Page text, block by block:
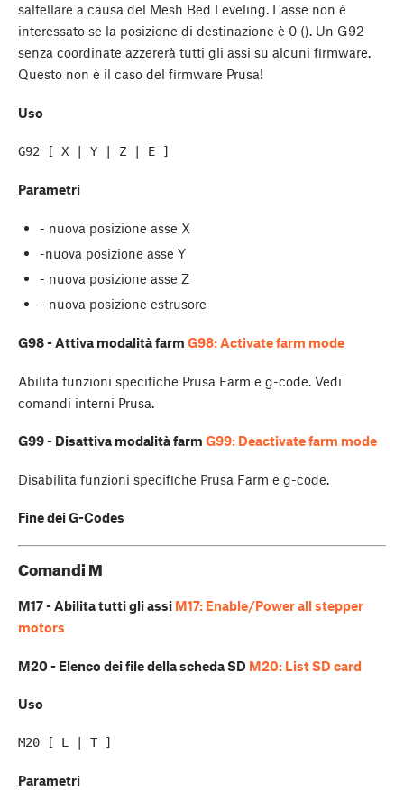
saltellare a causa del Mesh Bed Leveling. L'asse non è
interessato se la posizione di destinazione è 0 (). Un G92
senza coordinate azzererà tutti gli assi su alcuni firmware.
Questo non è il caso del firmware Prusa!
Uso
Parametri
- nuova posizione asse X
-nuova posizione asse Y
- nuova posizione asse Z
- nuova posizione estrusore
G98 - Attiva modalità farm G98: Activate farm mode
Abilita funzioni specifiche Prusa Farm e g-code. Vedi
comandi interni Prusa.
G99 - Disattiva modalità farm G99: Deactivate farm mode
Disabilita funzioni specifiche Prusa Farm e g-code.
Fine dei G-Codes
Comandi M
M17 - Abilita tutti gli assi M17: Enable/Power all stepper
motors
M20 - Elenco dei file della scheda SD M20: List SD card
Uso
Parametri